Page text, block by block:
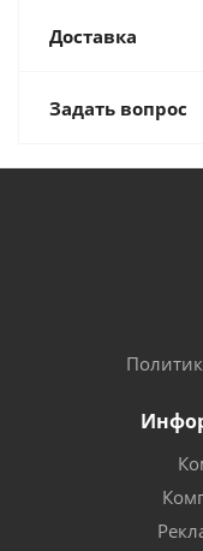
Доставка
Задать вопрос